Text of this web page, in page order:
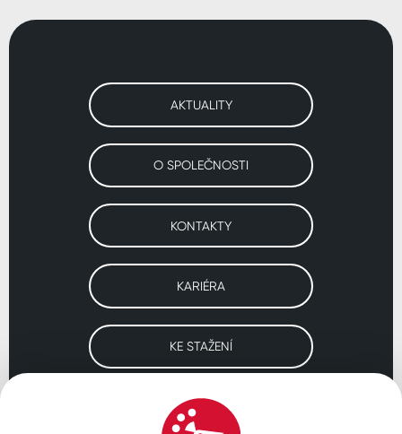
AKTUALITY
O SPOLEČNOSTI
KONTAKTY
KARIÉRA
KE STAŽENÍ
Navštivte naše pobočky